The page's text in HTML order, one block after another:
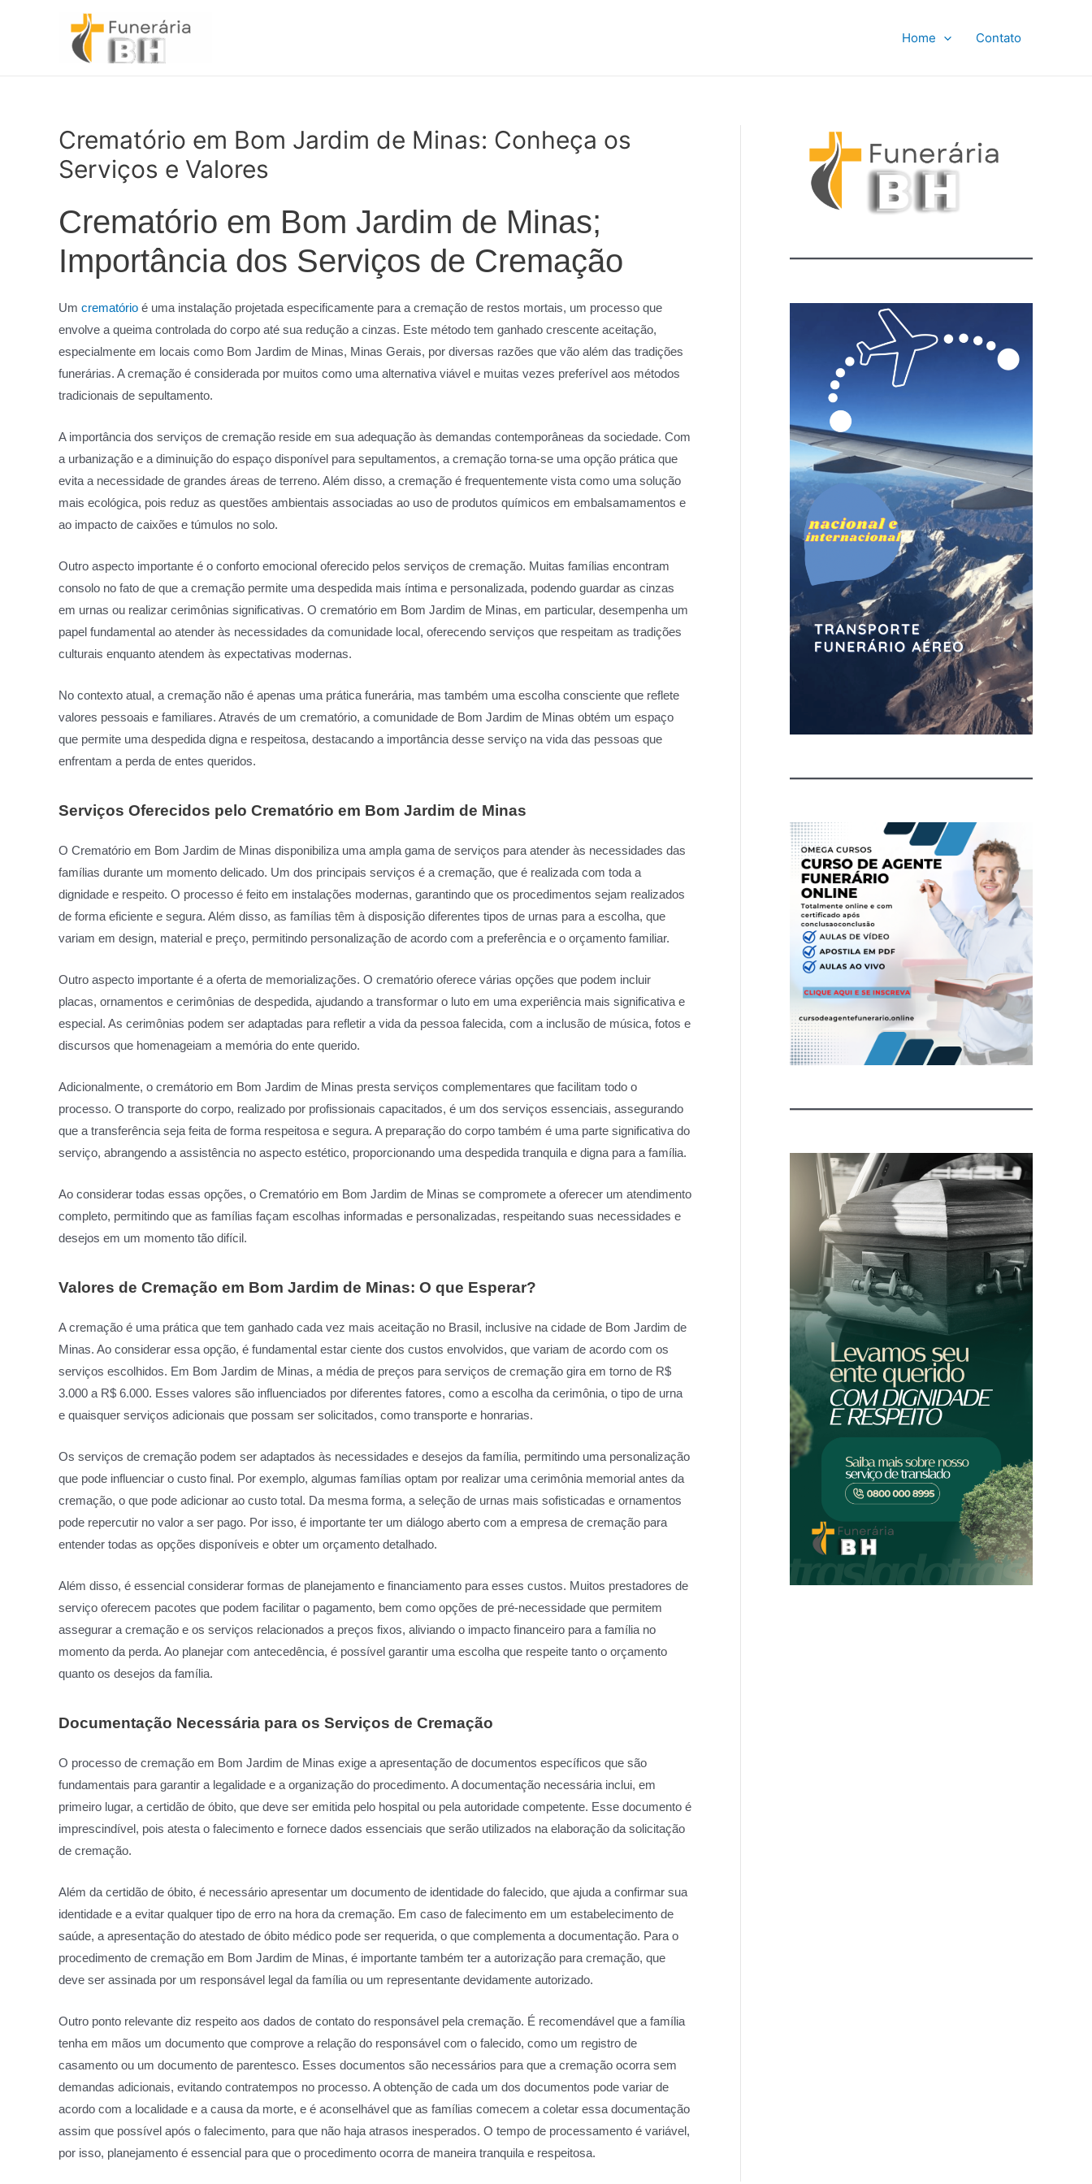
Home Contato
Crematório em Bom Jardim de Minas: Conheça os
Serviços e Valores
Crematório em Bom Jardim de Minas;
Importância dos Serviços de Cremação
Um crematório é uma instalação projetada especificamente para a cremação de restos mortais, um processo que
envolve a queima controlada do corpo até sua redução a cinzas. Este método tem ganhado crescente aceitação,
especialmente em locais como Bom Jardim de Minas, Minas Gerais, por diversas razões que vão além das tradições
funerárias. A cremação é considerada por muitos como uma alternativa viável e muitas vezes preferível aos métodos
tradicionais de sepultamento.
A importância dos serviços de cremação reside em sua adequação às demandas contemporâneas da sociedade. Com
a urbanização e a diminuição do espaço disponível para sepultamentos, a cremação torna-se uma opção prática que
evita a necessidade de grandes áreas de terreno. Além disso, a cremação é frequentemente vista como uma solução
mais ecológica, pois reduz as questões ambientais associadas ao uso de produtos químicos em embalsamamentos e
ao impacto de caixões e túmulos no solo.
Outro aspecto importante é o conforto emocional oferecido pelos serviços de cremação. Muitas famílias encontram
consolo no fato de que a cremação permite uma despedida mais íntima e personalizada, podendo guardar as cinzas
em urnas ou realizar cerimônias significativas. O crematório em Bom Jardim de Minas, em particular, desempenha um
papel fundamental ao atender às necessidades da comunidade local, oferecendo serviços que respeitam as tradições
culturais enquanto atendem às expectativas modernas.
No contexto atual, a cremação não é apenas uma prática funerária, mas também uma escolha consciente que reflete
valores pessoais e familiares. Através de um crematório, a comunidade de Bom Jardim de Minas obtém um espaço
que permite uma despedida digna e respeitosa, destacando a importância desse serviço na vida das pessoas que
enfrentam a perda de entes queridos.
Serviços Oferecidos pelo Crematório em Bom Jardim de Minas
O Crematório em Bom Jardim de Minas disponibiliza uma ampla gama de serviços para atender às necessidades das
famílias durante um momento delicado. Um dos principais serviços é a cremação, que é realizada com toda a
dignidade e respeito. O processo é feito em instalações modernas, garantindo que os procedimentos sejam realizados
de forma eficiente e segura. Além disso, as famílias têm à disposição diferentes tipos de urnas para a escolha, que
variam em design, material e preço, permitindo personalização de acordo com a preferência e o orçamento familiar.
Outro aspecto importante é a oferta de memorializações. O crematório oferece várias opções que podem incluir
placas, ornamentos e cerimônias de despedida, ajudando a transformar o luto em uma experiência mais significativa e
especial. As cerimônias podem ser adaptadas para refletir a vida da pessoa falecida, com a inclusão de música, fotos e
discursos que homenageiam a memória do ente querido.
Adicionalmente, o cremátorio em Bom Jardim de Minas presta serviços complementares que facilitam todo o
processo. O transporte do corpo, realizado por profissionais capacitados, é um dos serviços essenciais, assegurando
que a transferência seja feita de forma respeitosa e segura. A preparação do corpo também é uma parte significativa do
serviço, abrangendo a assistência no aspecto estético, proporcionando uma despedida tranquila e digna para a família.
Ao considerar todas essas opções, o Crematório em Bom Jardim de Minas se compromete a oferecer um atendimento
completo, permitindo que as famílias façam escolhas informadas e personalizadas, respeitando suas necessidades e
desejos em um momento tão difícil.
Valores de Cremação em Bom Jardim de Minas: O que Esperar?
A cremação é uma prática que tem ganhado cada vez mais aceitação no Brasil, inclusive na cidade de Bom Jardim de
Minas. Ao considerar essa opção, é fundamental estar ciente dos custos envolvidos, que variam de acordo com os
serviços escolhidos. Em Bom Jardim de Minas, a média de preços para serviços de cremação gira em torno de R$
3.000 a R$ 6.000. Esses valores são influenciados por diferentes fatores, como a escolha da cerimônia, o tipo de urna
e quaisquer serviços adicionais que possam ser solicitados, como transporte e honrarias.
Os serviços de cremação podem ser adaptados às necessidades e desejos da família, permitindo uma personalização
que pode influenciar o custo final. Por exemplo, algumas famílias optam por realizar uma cerimônia memorial antes da
cremação, o que pode adicionar ao custo total. Da mesma forma, a seleção de urnas mais sofisticadas e ornamentos
pode repercutir no valor a ser pago. Por isso, é importante ter um diálogo aberto com a empresa de cremação para
entender todas as opções disponíveis e obter um orçamento detalhado.
Além disso, é essencial considerar formas de planejamento e financiamento para esses custos. Muitos prestadores de
serviço oferecem pacotes que podem facilitar o pagamento, bem como opções de pré-necessidade que permitem
assegurar a cremação e os serviços relacionados a preços fixos, aliviando o impacto financeiro para a família no
momento da perda. Ao planejar com antecedência, é possível garantir uma escolha que respeite tanto o orçamento
quanto os desejos da família.
Documentação Necessária para os Serviços de Cremação
O processo de cremação em Bom Jardim de Minas exige a apresentação de documentos específicos que são
fundamentais para garantir a legalidade e a organização do procedimento. A documentação necessária inclui, em
primeiro lugar, a certidão de óbito, que deve ser emitida pelo hospital ou pela autoridade competente. Esse documento é
imprescindível, pois atesta o falecimento e fornece dados essenciais que serão utilizados na elaboração da solicitação
de cremação.
Além da certidão de óbito, é necessário apresentar um documento de identidade do falecido, que ajuda a confirmar sua
identidade e a evitar qualquer tipo de erro na hora da cremação. Em caso de falecimento em um estabelecimento de
saúde, a apresentação do atestado de óbito médico pode ser requerida, o que complementa a documentação. Para o
procedimento de cremação em Bom Jardim de Minas, é importante também ter a autorização para cremação, que
deve ser assinada por um responsável legal da família ou um representante devidamente autorizado.
Outro ponto relevante diz respeito aos dados de contato do responsável pela cremação. É recomendável que a família
tenha em mãos um documento que comprove a relação do responsável com o falecido, como um registro de
casamento ou um documento de parentesco. Esses documentos são necessários para que a cremação ocorra sem
demandas adicionais, evitando contratempos no processo. A obtenção de cada um dos documentos pode variar de
acordo com a localidade e a causa da morte, e é aconselhável que as famílias comecem a coletar essa documentação
assim que possível após o falecimento, para que não haja atrasos inesperados. O tempo de processamento é variável,
por isso, planejamento é essencial para que o procedimento ocorra de maneira tranquila e respeitosa.